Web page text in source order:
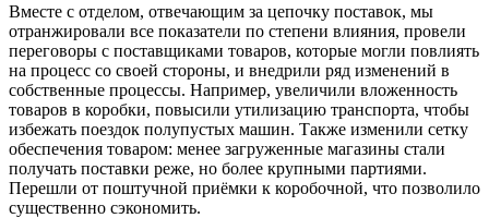
Вместе с отделом, отвечающим за цепочку поставок, мы
отранжировали все показатели по степени влияния, провели
переговоры с поставщиками товаров, которые могли повлиять
на процесс со своей стороны, и внедрили ряд изменений в
собственные процессы. Например, увеличили вложенность
товаров в коробки, повысили утилизацию транспорта, чтобы
избежать поездок полупустых машин. Также изменили сетку
обеспечения товаром: менее загруженные магазины стали
получать поставки реже, но более крупными партиями.
Перешли от поштучной приёмки к коробочной, что позволило
существенно сэкономить.